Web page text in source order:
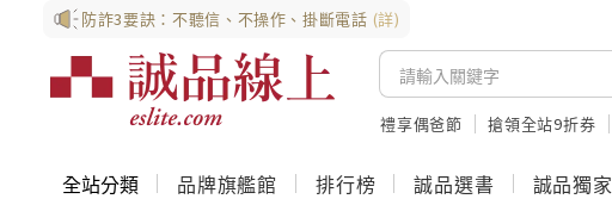
防詐3要訣：不聽信、不操作、掛斷電話 (詳)
禮享偶爸節 搶領全站9折券
全站分類 品牌旗艦館 排行榜 誠品選書 誠品獨家